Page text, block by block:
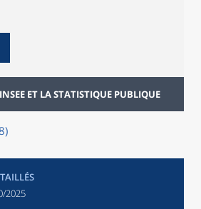
ET LA STATISTIQUE PUBLIQUE
2025